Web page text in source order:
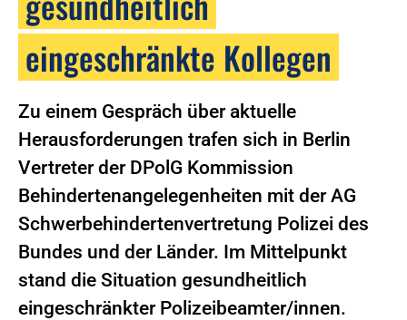
eingeschränkte Kollegen
Zu einem Gespräch über aktuelle
Herausforderungen trafen sich in Berlin
Vertreter der DPolG Kommission
Behindertenangelegenheiten mit der AG
Schwerbehindertenvertretung Polizei des
Bundes und der Länder. Im Mittelpunkt
stand die Situation gesundheitlich
eingeschränkter Polizeibeamter/innen.